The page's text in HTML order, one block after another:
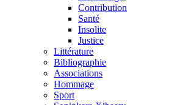
Contribution
Santé
Insolite
Justice
Littérature
Bibliographie
Associations
Hommage
Sport